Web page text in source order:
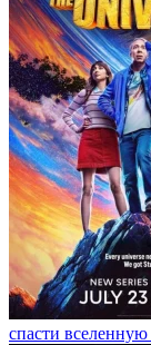
спасти вселенную